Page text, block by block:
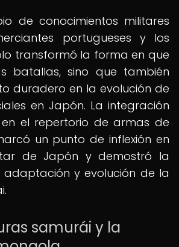
de conocimientos militares
portugueses y los
transformó la forma en que
batallas, sino que también
duradero en la evolución de
en Japón. La integración
el repertorio de armas de
un punto de inflexión en
de Japón y demostró la
y evolución de la
samurái y la